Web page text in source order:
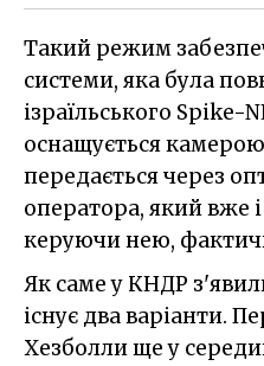
Такий режим
системи, яка була
ізраїльського Spike-
оснащується
передається через
оператора, який вже
керуючи нею,
Як саме у КНДР
існує два варіанти.
Хезболли ще у